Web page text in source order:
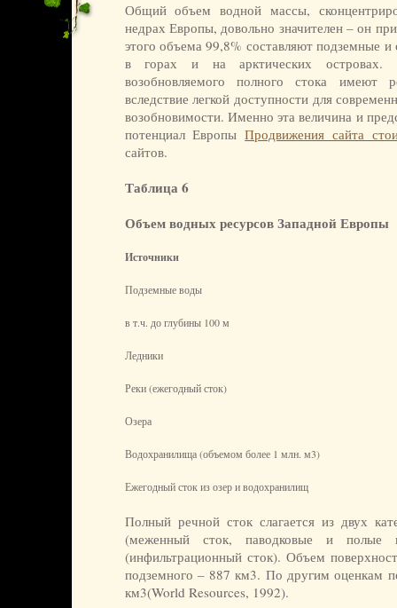
Общий объем водной массы,
недрах Европы, довольно значителен – он
этого объема 99,8% составляют подземные
в горах и на арктических
возобновляемого полного стока имеют
вследствие легкой доступности для
возобновимости. Именно эта величина и
потенциал ЕвропыПродвижения сайта
сайтов.
Таблица 6
Объем водных ресурсов Западной Европы
Источники
Подземные воды
в т.ч. до глубины 100 м
Ледники
Реки (ежегодный сток)
Озера
Водохранилища (объемом более 1 млн. м3)
Ежегодный сток из озер и водохранилищ
Полный речной сток слагается из двух
(меженный сток, паводковые и полые
(инфильтрационный сток). Объем
подземного – 887 км3. По другим оценкам
км3(World Resources, 1992).